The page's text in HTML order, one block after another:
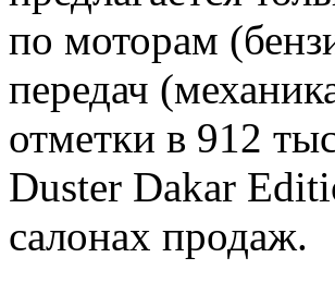
по моторам
передач
отметки в 912
Duster Dakar
салонах продаж.